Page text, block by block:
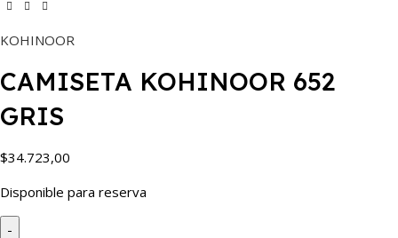
KOHINOOR
CAMISETA KOHINOOR 652
GRIS
$34.723,00
Disponible para reserva